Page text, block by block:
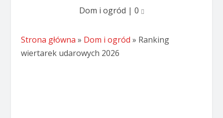
Dom i ogród | 0
Strona główna » Dom i ogród » Ranking
wiertarek udarowych 2026